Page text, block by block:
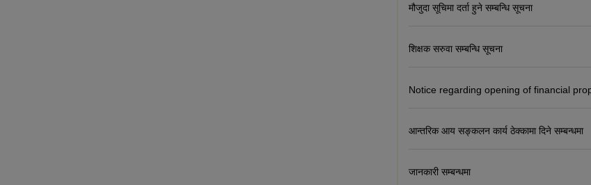
मौजुदा सूचिमा दर्ता हुने सम्बन्धि सूचना
शिक्षक सरुवा सम्बन्धि सूचना
Notice regarding opening of financial
आन्तरिक आय सङ्कलन कार्य ठेक्कामा दिने सम्बन्धमा
जानकारी सम्बन्धमा